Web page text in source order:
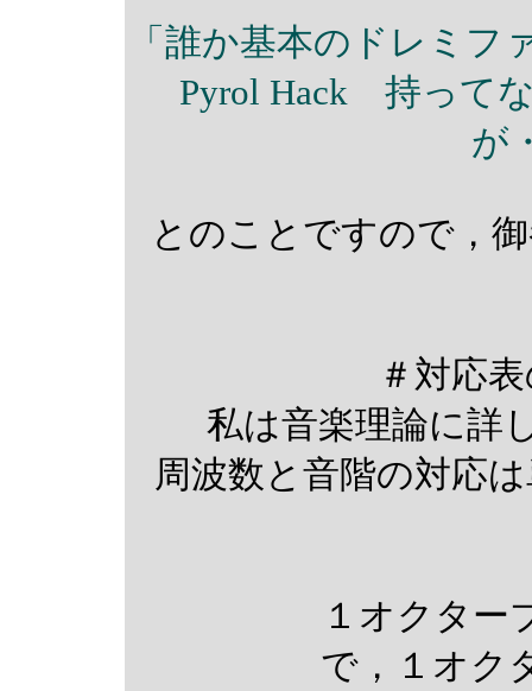
「誰か基本のドレミフ
Pyrol Hack 持って
が
とのことですので，
＃対応
私は音楽理論に詳
周波数と音階の対応
１オクター
で，１オク